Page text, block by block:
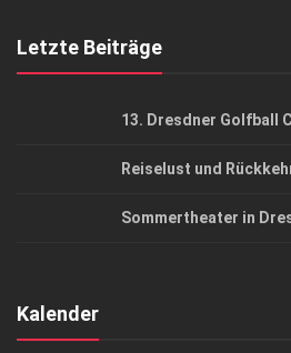
Letzte Beiträge
13. Dresdner Golfball
Reiselust und
Sommertheater in
Kalender